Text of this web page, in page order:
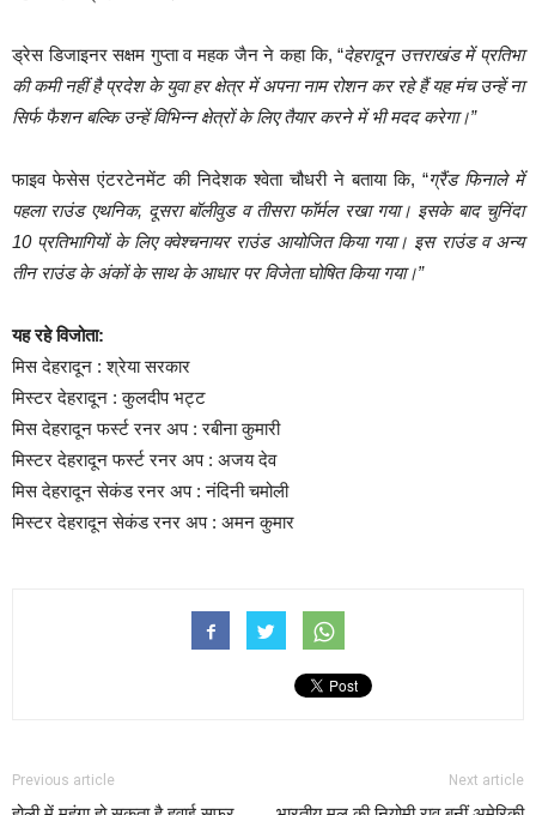
ड्रेस डिजाइनर सक्षम गुप्ता व महक जैन ने कहा कि, “देहरादून उत्तराखंड में प्रतिभा
की कमी नहीं है प्रदेश के युवा हर क्षेत्र में अपना नाम रोशन कर रहे हैं यह मंच उन्हें ना
सिर्फ फैशन बल्कि उन्हें विभिन्न क्षेत्रों के लिए तैयार करने में भी मदद करेगा।”
फाइव फेसेस एंटरटेनमेंट की निदेशक श्वेता चौधरी ने बताया कि, “ग्रैंड फिनाले में
पहला राउंड एथनिक, दूसरा बॉलीवुड व तीसरा फॉर्मल रखा गया। इसके बाद चुनिंदा
10 प्रतिभागियों के लिए क्वेश्चनायर राउंड आयोजित किया गया। इस राउंड व अन्य
तीन राउंड के अंकों के साथ के आधार पर विजेता घोषित किया गया।”
यह रहे विजोता:
मिस देहरादून : श्रेया सरकार
मिस्टर देहरादून : कुलदीप भट्ट
मिस देहरादून फर्स्ट रनर अप : रबीना कुमारी
मिस्टर देहरादून फर्स्ट रनर अप : अजय देव
मिस देहरादून सेकंड रनर अप : नंदिनी चमोली
मिस्टर देहरादून सेकंड रनर अप : अमन कुमार
Previous article Next article